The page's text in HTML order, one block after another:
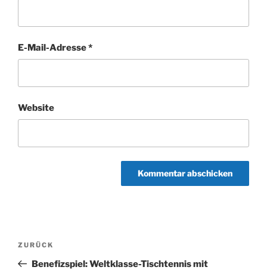
E-Mail-Adresse*
Website
Beitragsnavigation
Vorheriger
Beitrag
ZURÜCK
Benefizspiel: Weltklasse-Tischtennis mit